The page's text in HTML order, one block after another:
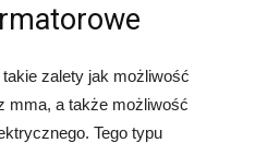
zalety jak możliwość
mma, a także możliwość
Tego typu